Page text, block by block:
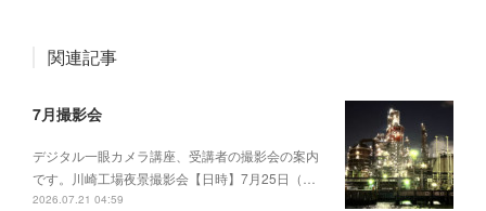
関連記事
7月撮影会
デジタル一眼カメラ講座、受講者の撮影会の案内
です。川崎工場夜景撮影会【日時】7月25日（…
2026.07.21 04:59